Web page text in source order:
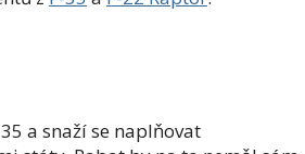
a snaží se naplňovat